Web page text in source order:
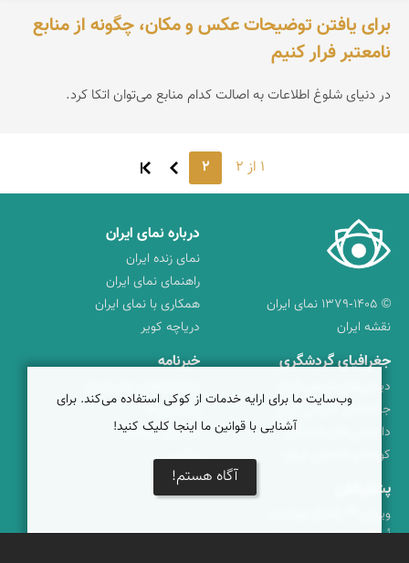
برای یافتن توضیحات عکس و مکان، چگونه از منابع
نامعتبر فرار کنیم
در دنیای شلوغ اطلاعات به اصالت کدام منابع می‌توان اتکا کرد.
1 از 2 2
© ۱۳۷۹-۱۴۰۵ نمای ایران
نقشه ایران
درباره نمای ایران
نمای زنده ایران
راهنمای نمای ایران
همکاری با نمای ایران
دریاچه کویر
جغرافیای گردشگری
دیدنی‌های طبیعی ایران
جاذبه‌های تاریخی ایران
دانستنی‌های فرهنگی
کوه‌ها و قله‌های ایران
خبرنامه
بوم‌گردی‌ها
محتوای آموزشی
پیکمی
پشتیبانان
ویراویر™ راهکار هوشمند
اُیو™ راهکار هوشمندسازی
وب‌سایت ما برای ارایه خدمات از کوکی استفاده می‌کند. برای
آشنایی با قوانین ما اینجا کلیک کنید!
آگاه هستم!